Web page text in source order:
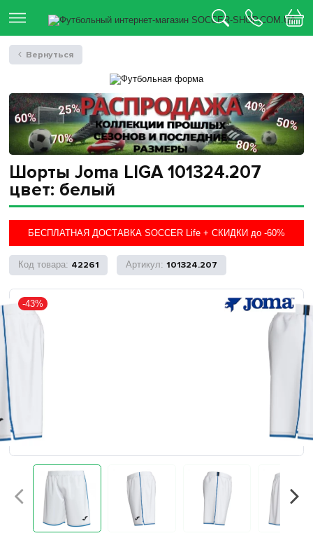
Шорты Joma LIGA 101324.207
цвет: белый
БЕСПЛАТНАЯ ДОСТАВКА SOCCER Life + СКИДКИ до -60%
42261 101324.207
-43%
Вернуться